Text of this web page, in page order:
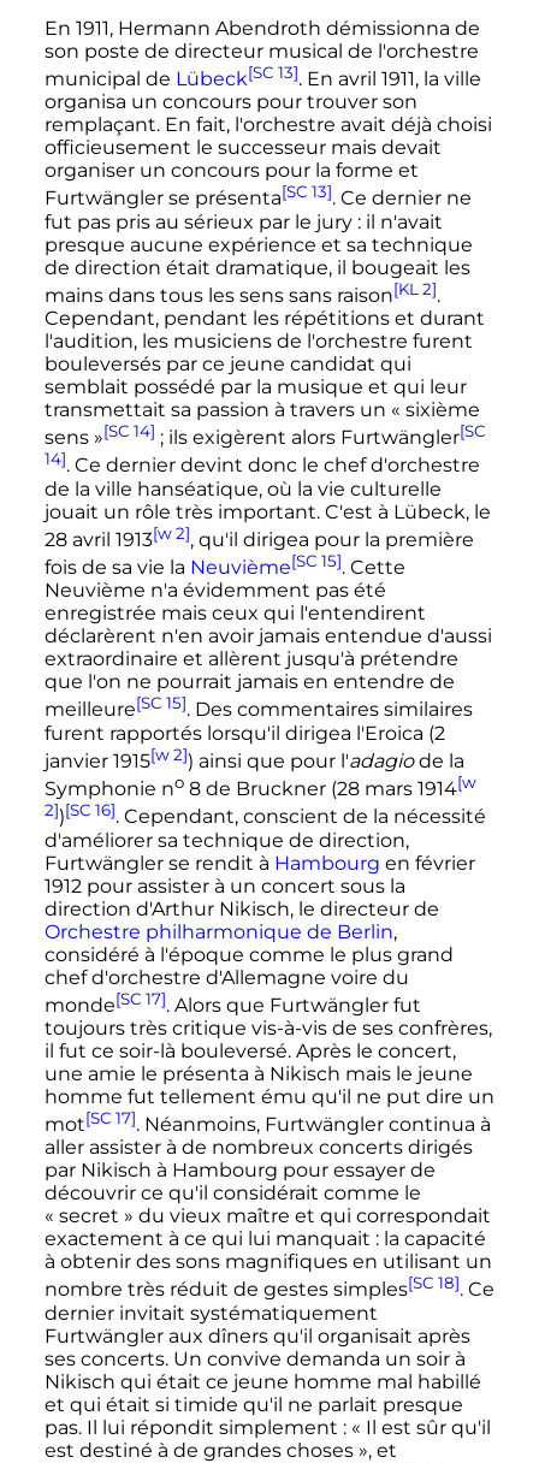
En 1911, Hermann Abendroth démissionna de
son poste de directeur musical de l'orchestre
municipal de Lübeck[SC 13]. En avril 1911, la ville
organisa un concours pour trouver son
remplaçant. En fait, l'orchestre avait déjà choisi
officieusement le successeur mais devait
organiser un concours pour la forme et
Furtwängler se présenta[SC 13]. Ce dernier ne
fut pas pris au sérieux par le jury : il n'avait
presque aucune expérience et sa technique
de direction était dramatique, il bougeait les
mains dans tous les sens sans raison[KL 2].
Cependant, pendant les répétitions et durant
l'audition, les musiciens de l'orchestre furent
bouleversés par ce jeune candidat qui
semblait possédé par la musique et qui leur
transmettait sa passion à travers un « sixième
sens »[SC 14] ; ils exigèrent alors Furtwängler[SC
14]. Ce dernier devint donc le chef d'orchestre
de la ville hanséatique, où la vie culturelle
jouait un rôle très important. C'est à Lübeck, le
28 avril 1913[w 2], qu'il dirigea pour la première
fois de sa vie la Neuvième[SC 15]. Cette
Neuvième n'a évidemment pas été
enregistrée mais ceux qui l'entendirent
déclarèrent n'en avoir jamais entendue d'aussi
extraordinaire et allèrent jusqu'à prétendre
que l'on ne pourrait jamais en entendre de
meilleure[SC 15]. Des commentaires similaires
furent rapportés lorsqu'il dirigea l'Eroica (2
janvier 1915[w 2]) ainsi que pour l'adagiode la
Symphonie no 8de Bruckner (28 mars 1914[w
2])[SC 16]. Cependant, conscient de la nécessité
d'améliorer sa technique de direction,
Furtwängler se rendit à Hambourg en février
1912 pour assister à un concert sous la
direction d'Arthur Nikisch, le directeur de
Orchestre philharmonique de Berlin,
considéré à l'époque comme le plus grand
chef d'orchestre d'Allemagne voire du
monde[SC 17]. Alors que Furtwängler fut
toujours très critique vis-à-vis de ses confrères,
il fut ce soir-là bouleversé. Après le concert,
une amie le présenta à Nikisch mais le jeune
homme fut tellement ému qu'il ne put dire un
mot[SC 17]. Néanmoins, Furtwängler continua à
aller assister à de nombreux concerts dirigés
par Nikisch à Hambourg pour essayer de
découvrir ce qu'il considérait comme le
« secret » du vieux maître et qui correspondait
exactement à ce qui lui manquait : la capacité
à obtenir des sons magnifiques en utilisant un
nombre très réduit de gestes simples[SC 18]. Ce
dernier invitait systématiquement
Furtwängler aux dîners qu'il organisait après
ses concerts. Un convive demanda un soir à
Nikisch qui était ce jeune homme mal habillé
et qui était si timide qu'il ne parlait presque
pas. Il lui répondit simplement : « Il est sûr qu'il
est destiné à de grandes choses », et